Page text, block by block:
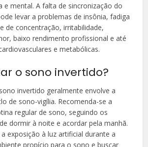
e mental. A falta de sincronização do
levar a problemas de insônia, fadiga
de concentração, irritabilidade,
baixo rendimento profissional e até
e metabólicas.
o sono invertido?
invertido geralmente envolve a
de sono-vigília. Recomenda-se a
regular de sono, seguindo os
dormir à noite e acordar pela manhã.
exposição à luz artificial durante a
propício para o sono e buscar